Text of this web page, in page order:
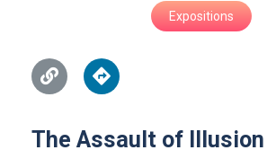
Expositions
The Assault of Illusion